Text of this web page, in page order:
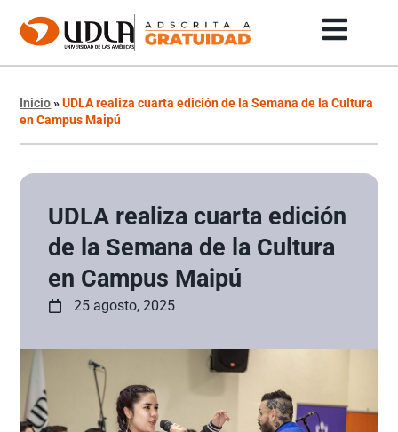
Inicio»UDLA realiza cuarta edición de la Semana de la Cultura
en Campus Maipú
UDLA realiza cuarta edición
de la Semana de la Cultura
en Campus Maipú
25 agosto, 2025